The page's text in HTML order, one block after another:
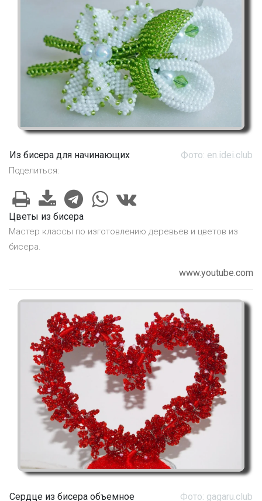
Из бисера для начинающих Фото: en.idei.club
Поделиться:
Цветы из бисера
Мастер классы по изготовлению деревьев и цветов из
бисера.
www.youtube.com
Сердце из бисера объемное Фото: gagaru.club